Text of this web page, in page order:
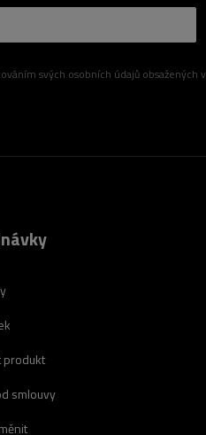
údajů obsažených v kontaktním formuláři v souladu s
produkt
smlouvy